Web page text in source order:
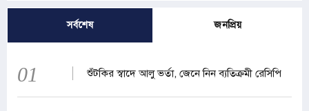
সর্বশেষ জনপ্রিয়
01 শুঁটকির স্বাদে আলু ভর্তা, জেনে নিন ব্যতিক্রমী রেসিপি